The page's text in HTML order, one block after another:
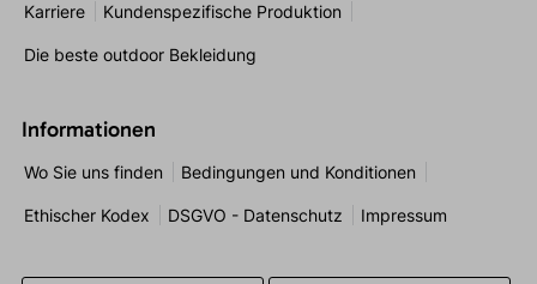
Karriere Kundenspezifische Produktion
Die beste outdoor Bekleidung
Informationen
Wo Sie uns finden Bedingungen und Konditionen
Ethischer Kodex DSGVO - Datenschutz Impressum